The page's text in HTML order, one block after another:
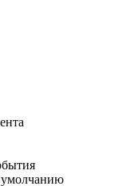
умолчанию